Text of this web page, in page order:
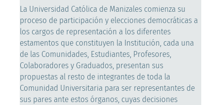
La Universidad Católica de Manizales comienza su
proceso de participación y elecciones democráticas a
los cargos de representación a los diferentes
estamentos que constituyen la Institución, cada una
de las Comunidades, Estudiantes, Profesores,
Colaboradores y Graduados, presentan sus
propuestas al resto de integrantes de toda la
Comunidad Universitaria para ser representantes de
sus pares ante estos órganos, cuyas decisiones